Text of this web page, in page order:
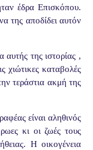
έδρα Επισκόπου.
της αποδίδει αυτόν
αυτής της ιστορίας ,
καταβολές
τεράστια ακμή της
είναι αληθινός
κι οι ζωές τους
Η οικογένεια